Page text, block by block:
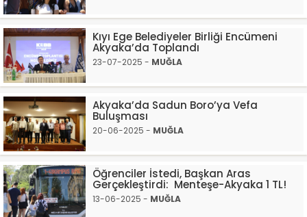
Kıyı Ege Belediyeler Birliği Encümeni
Akyaka’da Toplandı
23-07-2025 - MUĞLA
Akyaka’da Sadun Boro’ya Vefa
Buluşması
20-06-2025 - MUĞLA
Öğrenciler İstedi, Başkan Aras
Gerçekleştirdi: Menteşe-Akyaka 1 TL!
13-06-2025 - MUĞLA